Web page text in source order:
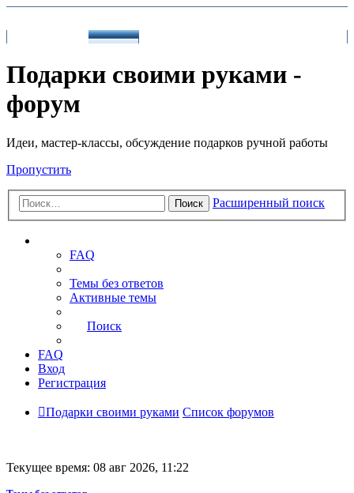
FAQ
Подарки своими руками -
форум
Идеи, мастер-классы, обсуждение подарков ручной работы
Пропустить
Поиск Расширенный поиск
FAQ
Темы без ответов
Активные темы
Поиск
FAQ
Вход
Регистрация
Подарки своими руками Список форумов
Текущее время: 08 авг 2026, 11:22